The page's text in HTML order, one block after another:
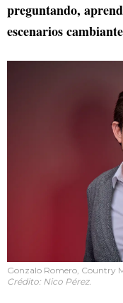
preguntando,
escenarios
Gonzalo Romero, Country
Crédito: Nico Pérez.